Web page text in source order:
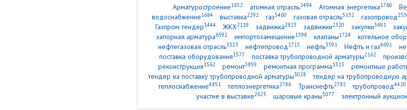
Арматуростроение1852 атомная отрасль2494 Атомная энергетика1760
водоснабжение1684 выставка2292 газ5460 газовая отрасль5132 газопровод
Газпром тендер1444 ЖКХ2119 задвижка2823 задвижки2320 закупки3691
запорная арматура6592 импортозамещение1398 клапаны1724 котельное
нефтегазовая отрасль3523 нефтепровод1715 нефть3591 Нефть и газ4691
поставка оборудования1577 поставка трубопроводной арматуры2162
реконструкция1562 ремонт3859 ремонтная программа1513 ремонтные
тендер на поставку трубопроводной арматуры3028 тендер на трубопроводную
теплоснабжение4851 теплоэнергетика2786 Транснефть2782 трубопровод4420
участие в выставке2623 шаровые краны5077 электронный аукцион